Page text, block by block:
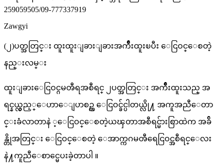
259059505/09-777337919
Zawgyi
(၂)ပတ္အတြင္း ထူးထူးျခားျခားအက်ိဳးထူးၿပီး ေငြဝင္ေစတဲ့
နည္းလမ္း
ထူးျခားေငြဝင္ဂမၻီရအစီရင္ ၂ပတ္အတြင္း အက်ိဳးထူးသည္ အ
ရင္နယ္လွည့္ေဟာေျပာစဥ္က ေငြဝင္ခ်င္ပါတယ္လို႔ အကူအညီေတာ
င္းခံလာတာနဲ ့ေငြဝင္ေစတဲ့ယၾတာအစီရင္မ်ားစြာထဲက အခ်ိ
န္တိုအတြင္း ေငြဝင္ေစတဲ့ ေအာက္ကဂမၻီရေငြဝင္အစီရင္ေလး
နဲ႔ကူညီေစာင္မေပးခဲ့တာပါ ။